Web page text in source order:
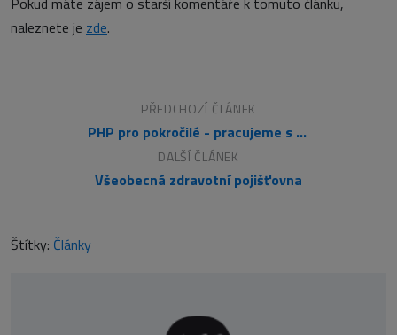
naleznete je zde.
PŘEDCHOZÍ ČLÁNEK
PHP pro pokročilé - pracujeme s třídami a objekty
DALŠÍ ČLÁNEK
Všeobecná zdravotní pojišťovna
Štítky: Články